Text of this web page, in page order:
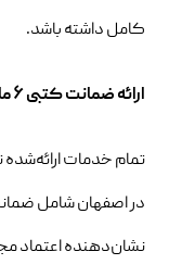
کامل داشته باشد.
ارائه ضمانت کتبی ۶ ماهه
تمام خدمات
در اصفهان شامل
نشان‌دهنده اعتماد